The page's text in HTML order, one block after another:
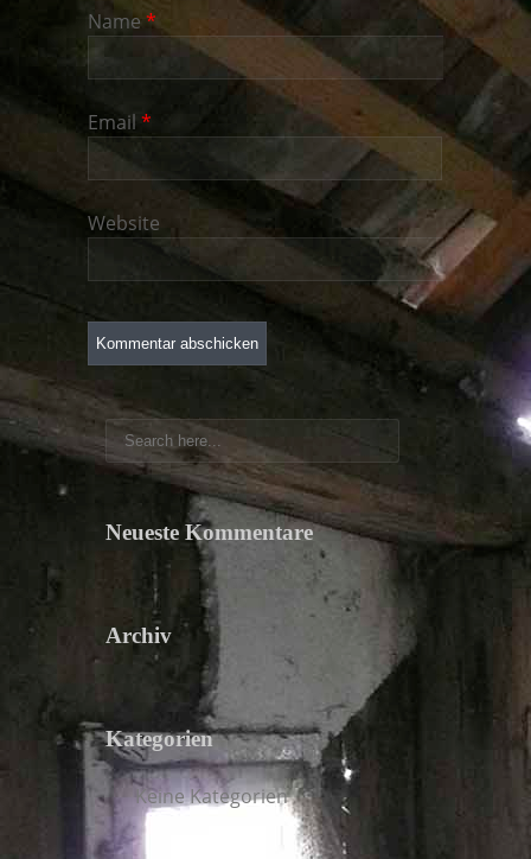
Name*
Email*
Website
Neueste Kommentare
Archiv
Kategorien
Keine Kategorien